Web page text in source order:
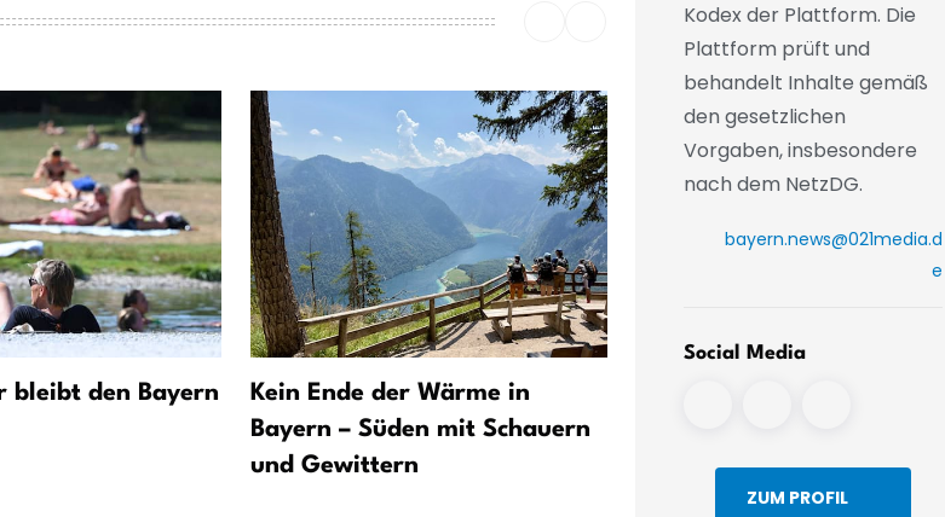
bleibt den Bayern
Kein Ende der Wärme in
Bayern – Süden mit Schauern
und Gewittern
Wassertemperaturen in
Unterfranken kritisch
Kodex der Plattform. Die
Plattform prüft und
behandelt Inhalte gemäß
den gesetzlichen
Vorgaben, insbesondere
nach dem NetzDG.
bayern.news@021media.d
e
Social Media
ZUM PROFIL